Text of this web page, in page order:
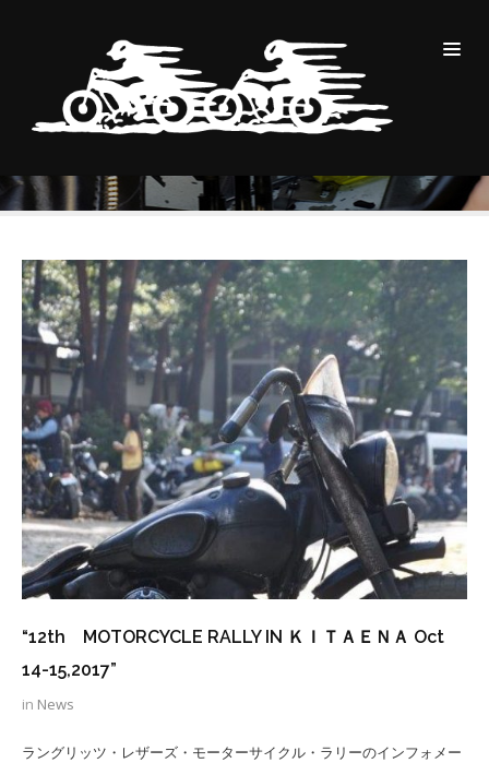
POSTS BY: TOKYO
tokyo Page 15
“12th MOTORCYCLE RALLY IN ＫＩＴＡＥＮＡ Oct
14-15,2017”
in News
ラングリッツ・レザーズ・モーターサイクル・ラリーのインフォメー